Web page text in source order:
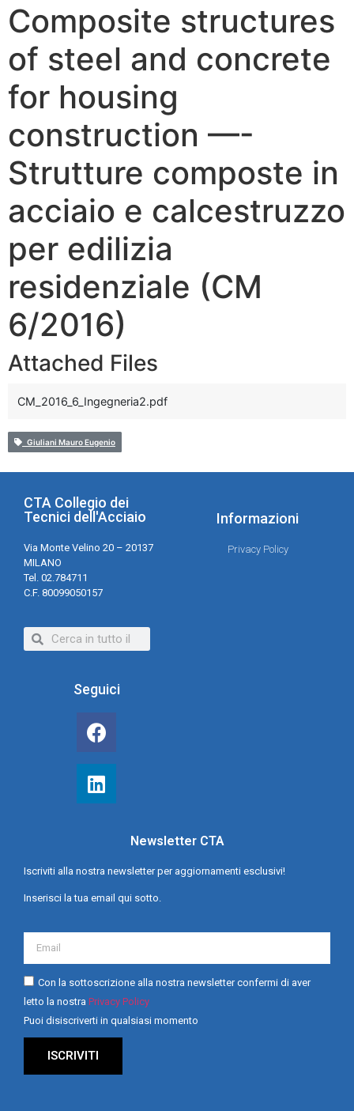
Composite structures
of steel and concrete
for housing
construction —-
Strutture composte in
acciaio e calcestruzzo
per edilizia
residenziale (CM
6/2016)
Attached Files
CM_2016_6_Ingegneria2.pdf
Giuliani Mauro Eugenio
CTA Collegio dei
Tecnici dell'Acciaio
Via Monte Velino 20 – 20137
MILANO
Tel. 02.784711
C.F. 80099050157
Informazioni
Privacy Policy
Seguici
Newsletter CTA
Iscriviti alla nostra newsletter per aggiornamenti esclusivi!
Inserisci la tua email qui sotto.
Con la sottoscrizione alla nostra newsletter confermi di aver
letto la nostra Privacy Policy
Puoi disiscriverti in qualsiasi momento
ISCRIVITI